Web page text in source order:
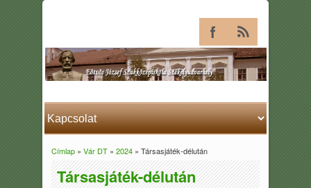
Jelenlegi hely
Címlap» Vár DT» 2024» Társasjáték-délután
Társasjáték-délután